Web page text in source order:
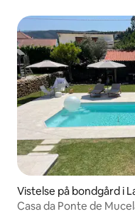
Vistelse på bondgård i
Casa da Ponte de